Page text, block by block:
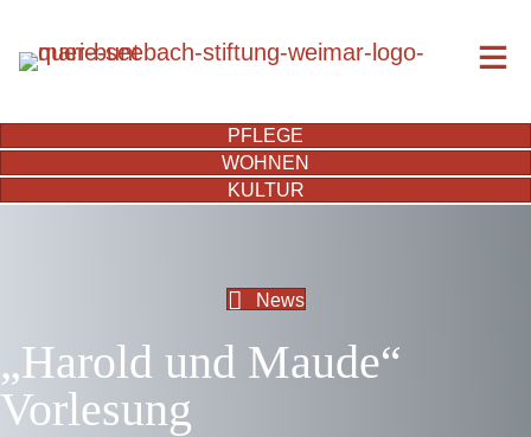
PFLEGE
WOHNEN
KULTUR
News
„Harold und Maude“
Vorlesung